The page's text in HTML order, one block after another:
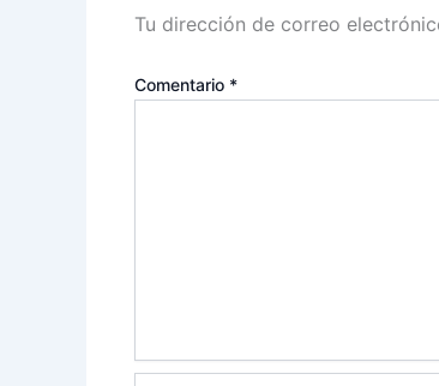
Tu dirección de correo
Comentario *